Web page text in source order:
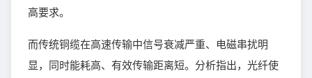
高要求。
而传统铜缆在高速传输中信号衰减严重、电磁串扰明
显，同时能耗高、有效传输距离短。分析指出，光纤使